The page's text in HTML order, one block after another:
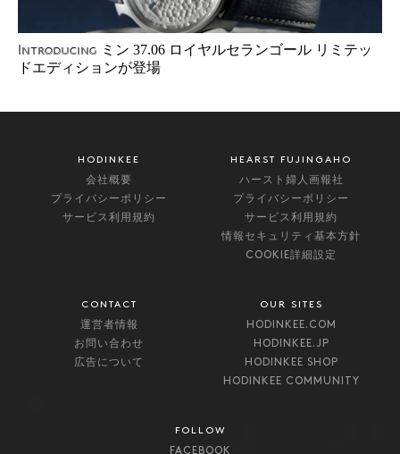
Introducing ミン 37.06 ロイヤルセランゴール リミテッ
ドエディションが登場
HODINKEE
会社概要
プライバシーポリシー
サービス利用規約
HEARST FUJINGAHO
ハースト婦人画報社
プライバシーポリシー
サービス利用規約
情報セキュリティ基本方針
COOKIE詳細設定
CONTACT
運営者情報
お問い合わせ
広告について
OUR SITES
HODINKEE.COM
HODINKEE.JP
HODINKEE SHOP
HODINKEE COMMUNITY
FOLLOW
FACEBOOK